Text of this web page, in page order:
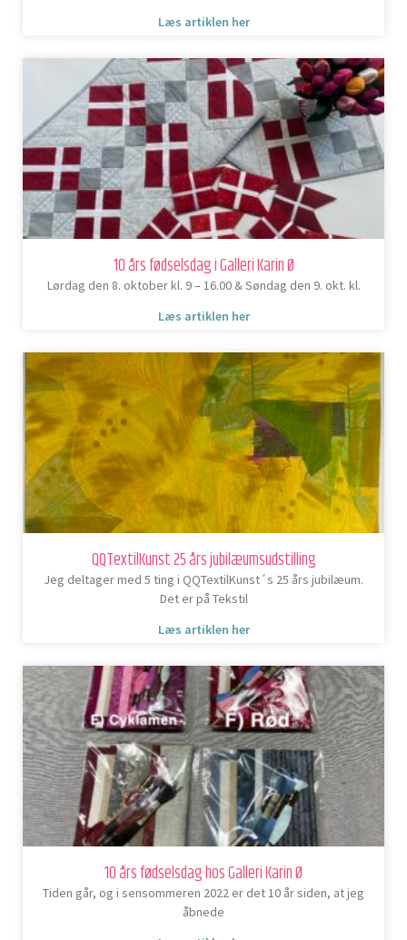
Læs artiklen her
10 års fødselsdag i Galleri Karin Ø
Lørdag den 8. oktober kl. 9 – 16.00 & Søndag den 9. okt. kl.
Læs artiklen her
QQTextilKunst 25 års jubilæumsudstilling
Jeg deltager med 5 ting i QQTextilKunst´s 25 års jubilæum.
Det er på Tekstil
Læs artiklen her
10 års fødselsdag hos Galleri Karin Ø
Tiden går, og i sensommeren 2022 er det 10 år siden, at jeg
åbnede